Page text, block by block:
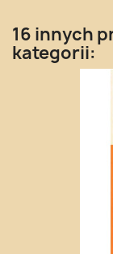
16 innych
kategorii: